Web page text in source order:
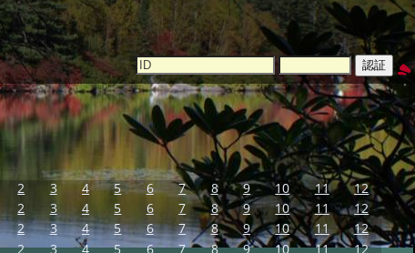
2 3 4 5 6 7 8 9 10 11 12
2 3 4 5 6 7 8 9 10 11 12
2 3 4 5 6 7 8 9 10 11 12
2 3 4 5 6 7 8 9 10 11 12